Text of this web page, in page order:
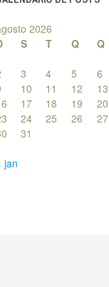
2026
S T Q Q
3 4 5 6
10 11 12 13
17 18 19 20
24 25 26 27
31
jan